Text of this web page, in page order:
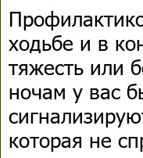
ходьбе и в
тяжесть или
ночам у вас
которая не